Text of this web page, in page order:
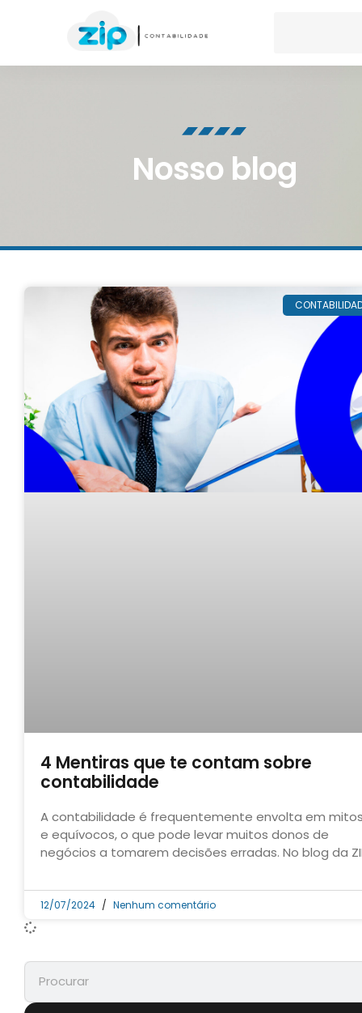
Nosso blog
4 Mentiras que te contam sobre
contabilidade
A contabilidade é frequentemente envolta em
e equívocos, o que pode levar muitos donos de
negócios a tomarem decisões erradas. No blog da
12/07/2024 Nenhum comentário